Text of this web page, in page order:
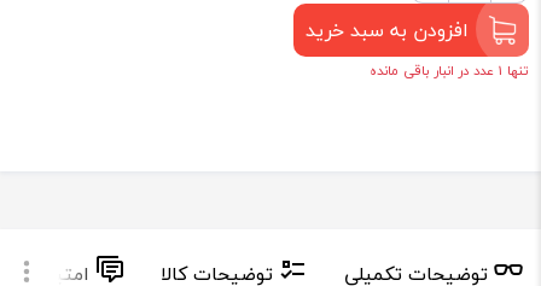
افزودن به سبد خرید
تنها 1 عدد در انبار باقی مانده
توضیحات تکمیلی توضیحات کالا امتیاز و